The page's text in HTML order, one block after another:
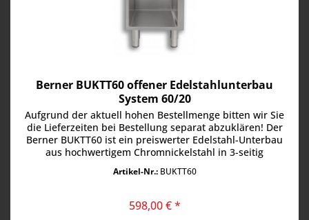
Berner BUKTT60 offener Edelstahlunterbau
System 60/20
Aufgrund der aktuell hohen Bestellmenge bitten wir Sie
die Lieferzeiten bei Bestellung separat abzuklären! Der
Berner BUKTT60 ist ein preiswerter Edelstahl-Unterbau
aus hochwertigem Chromnickelstahl in 3-seitig
Artikel-Nr.:BUKTT60
598,00 € *